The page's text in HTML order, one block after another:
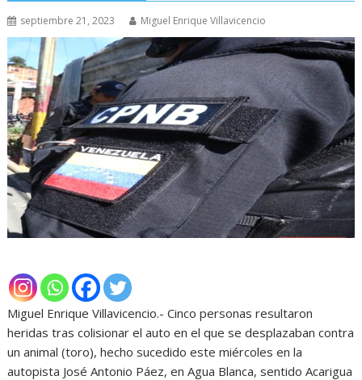
septiembre 21, 2023 Miguel Enrique Villavicencio
Miguel Enrique Villavicencio.- Cinco personas resultaron
heridas tras colisionar el auto en el que se desplazaban contra
un animal (toro), hecho sucedido este miércoles en la
autopista José Antonio Páez, en Agua Blanca, sentido Acarigua